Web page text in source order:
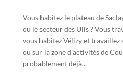
Vous habitez le plateau de
ou le secteur des Ulis ? Vous
vous habitez Vélizy et
ou sur la zone d’activités de
probablement déjà...